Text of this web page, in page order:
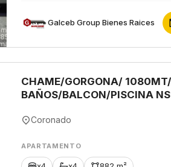
Galceb Group Bienes Raices
CHAME/GORGONA/
BAÑOS/BALCON/PISCINA NS
Coronado
APARTAMENTO